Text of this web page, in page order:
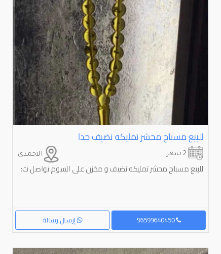
للبيع مسباح محشر تمليكه نضيف جدا
الاحمدي
للبيع مسباح محشر تمليكه نضيف و مخزن على السوم تواصل ت:
إرسال رسالة 96599640450